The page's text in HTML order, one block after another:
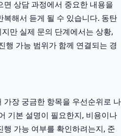
상담 과정에서 중요한 내용을
해서 듣게 될 수 있습니다. 동탄
만 실제 문의 단계에서는 상황,
행 가능 범위가 함께 연결되는 경
장 궁금한 항목을 우선순위로 나
기본 설명이 필요한지, 비용이나
가능 여부를 확인하려는지, 준